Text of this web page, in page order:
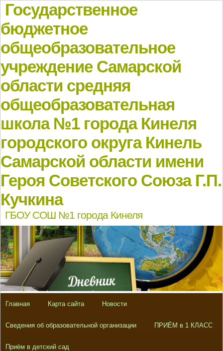
Государственное
бюджетное
общеобразовательное
учреждение Самарской
области средняя
общеобразовательная
школа №1 города Кинеля
городского округа Кинель
Самарской области имени
Героя Советского Союза Г.П.
Кучкина
ГБОУ СОШ №1 города Кинеля
Главная Карта сайта Новости
Сведения об образовательной организации ПРИЁМ в 1 КЛАСС
Приём в детский сад